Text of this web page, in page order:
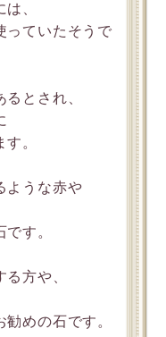
、
っていたそうで
とされ、
。
ような赤や
す。
方や、
めの石です。